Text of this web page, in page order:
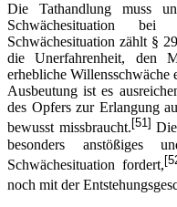
Die Tathandlung muss
Schwächesituation
Schwächesituation zählt §
die Unerfahrenheit, den
erhebliche Willensschwäche
Ausbeutung ist es
des Opfers zur Erlangung
bewusst missbraucht. [51]
besonders anstößiges
Schwächesituation fordert,
noch mit der